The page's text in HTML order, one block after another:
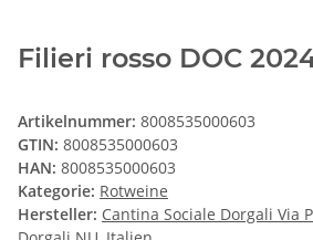
Filieri rosso DOC
Artikelnummer: 8008535000603
GTIN: 8008535000603
HAN: 8008535000603
Kategorie: Rotweine
Hersteller: Cantina Sociale Dorgali Via